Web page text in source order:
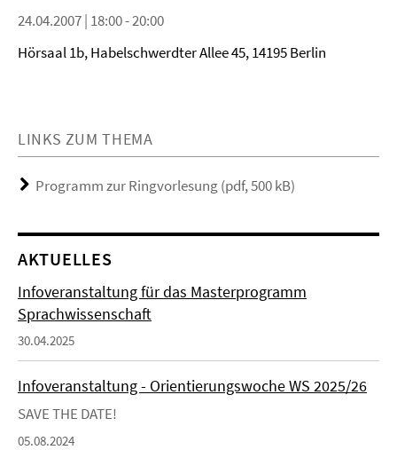
24.04.2007 | 18:00 - 20:00
Hörsaal 1b, Habelschwerdter Allee 45, 14195 Berlin
LINKS ZUM THEMA
Programm zur Ringvorlesung (pdf, 500 kB)
AKTUELLES
Infoveranstaltung für das Masterprogramm
Sprachwissenschaft
30.04.2025
Infoveranstaltung - Orientierungswoche WS 2025/26
SAVE THE DATE!
05.08.2024